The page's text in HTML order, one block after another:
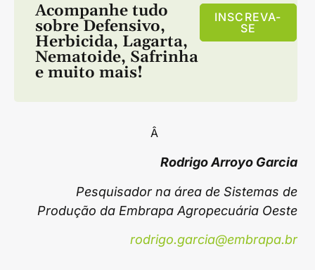
Acompanhe tudo
sobre Defensivo,
Herbicida, Lagarta,
Nematoide, Safrinha
e muito mais!
INSCREVA-
SE
Â
Rodrigo Arroyo Garcia
Pesquisador na área de Sistemas de
Produção da Embrapa Agropecuária Oeste
rodrigo.garcia@embrapa.br